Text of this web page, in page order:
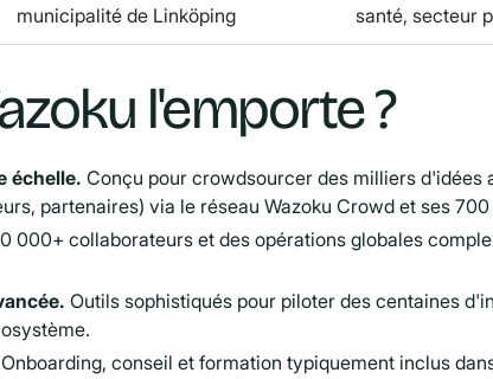
municipalité de Linköping
santé, secteur
l'emporte ?
échelle. Conçu pour crowdsourcer des milliers d'idées
partenaires) via le réseau Wazoku Crowd et ses
000+ collaborateurs et des opérations globales
Outils sophistiqués pour piloter des centaines
Onboarding, conseil et formation typiquement inclus